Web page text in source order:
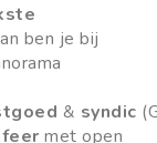
ben je bij
& syndic
met open